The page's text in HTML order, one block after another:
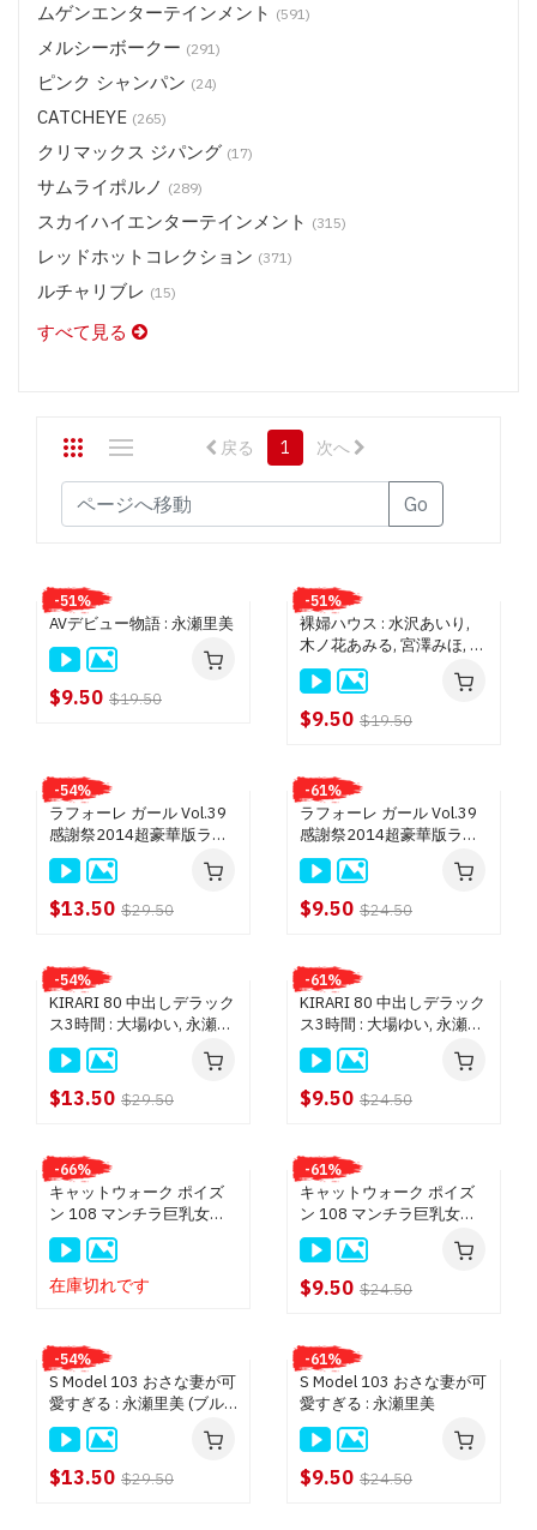
ステージ 2 メディア (BD) $18.50
ステージ 2 メディア (BD) $16.50
ステージ 2 メディア (BD) $14.50
ステージ 2 メディア (DVD) $16.50
ステージ 2 メディア (DVD) $13.50
スタジオテリヤキ ポークテリヤキ (DVD) $9.50
スタジオテリヤキ ブリノテリヤキ(DVD) $9.50
スタジオテリヤキ チキンテリヤキ・他 (DVD) $9.50
スカイハイエンターテインメント (BD) $19.50
スカイハイエンターテインメント (DVD) $13.50
レッドホットジャム (DVD) $13.50
レッドホットフェティッシュコレクション (DVD) $13.50
レッドホット コレクション (DVD) $9.50
ルチャリブレ (DVD) $13.50
神風 ガールズ/プレミアム (DVD) $9.50
神風 プレミアム (DVD) $13.50
エンパイア (DVD) $9.50
ピンクパンチャー (DVD) $9.50
クライマックスジパング (DVD) $14.50
ピンク シャンパン $13.50
トラトラトラ (DVD) $13.50
Queen 8 (DVD) $9.50
魁☆（さきがけ） (DVD) $9.50
ワンピース (DVD) $9.50
ホットクリーム (DVD) $9.50
DoBaDAM (DVD) $9.50
Hunter (DVD) $9.50
ツルヒメ, TTS, マダム, グッドマウンテン, マツエンター
テインメント (DVD) $9.50
桃娘 (DVD) $8.50
ジョイデル (DVD) $6.50
すべて見る
ムゲンエンターテインメント (591)
メルシーボークー (291)
ピンク シャンパン (24)
CATCHEYE (265)
クリマックス ジパング (17)
サムライポルノ (289)
スカイハイエンターテインメント (315)
レッドホットコレクション (371)
ルチャリブレ (15)
すべて見る
戻る 1 次へ
Go
-51%
AVデビュー物語 : 永瀬里美
$9.50 $19.50
-51%
裸婦ハウス : 水沢あいり,
木ノ花あみる, 宮澤みほ, 芦
川芽依, 中西愛美, 永瀬里美
$9.50 $19.50
-54%
ラフォーレ ガール Vol.39
感謝祭2014超豪華版ラフ
ォーレガール16名 : 佳苗る
か, 堀口真希, 安城アンナ,
立川理恵, 総勢16名 (ブル
ーレイ版)
$13.50 $29.50
-61%
ラフォーレ ガール Vol.39
感謝祭2014超豪華版ラフ
ォーレガール16名 : 佳苗る
か, 堀口真希, 安城アンナ,
立川理恵, 総勢16名
$9.50 $24.50
-54%
KIRARI 80 中出しデラック
ス3時間 : 大場ゆい, 永瀬里
美, 百田ゆきな, 総勢16名
(ブルーレイ版)
$13.50 $29.50
-61%
KIRARI 80 中出しデラック
ス3時間 : 大場ゆい, 永瀬里
美, 百田ゆきな, 総勢16名
$9.50 $24.50
-66%
キャットウォーク ポイズ
ン 108 マンチラ巨乳女子○
生 : 永瀬里美 (ブルーレイ
版)
在庫切れです
-61%
キャットウォーク ポイズ
ン 108 マンチラ巨乳女子○
生 : 永瀬里美
$9.50 $24.50
-54%
S Model 103 おさな妻が可
愛すぎる : 永瀬里美 (ブル
ーレイディスク版)
$13.50 $29.50
-61%
S Model 103 おさな妻が可
愛すぎる : 永瀬里美
$9.50 $24.50